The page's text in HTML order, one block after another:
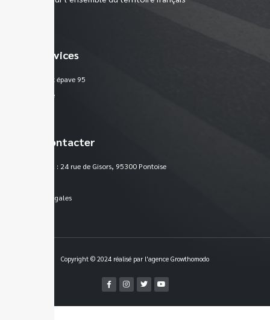
Nos services
Enlèvement épave 95
Plan du site
Nous contacter
Siège social : 24 rue de Gisors, 95300 Pontoise
Mentions légales
Copyright © 2024 réalisé par l'agence Growthomodo